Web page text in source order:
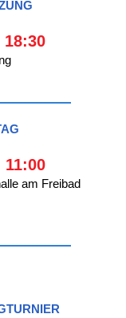
18:30
11:00
am Freibad